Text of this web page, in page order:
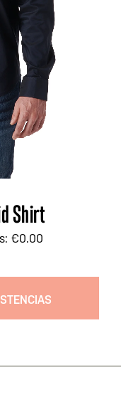
Shirt
€0.00